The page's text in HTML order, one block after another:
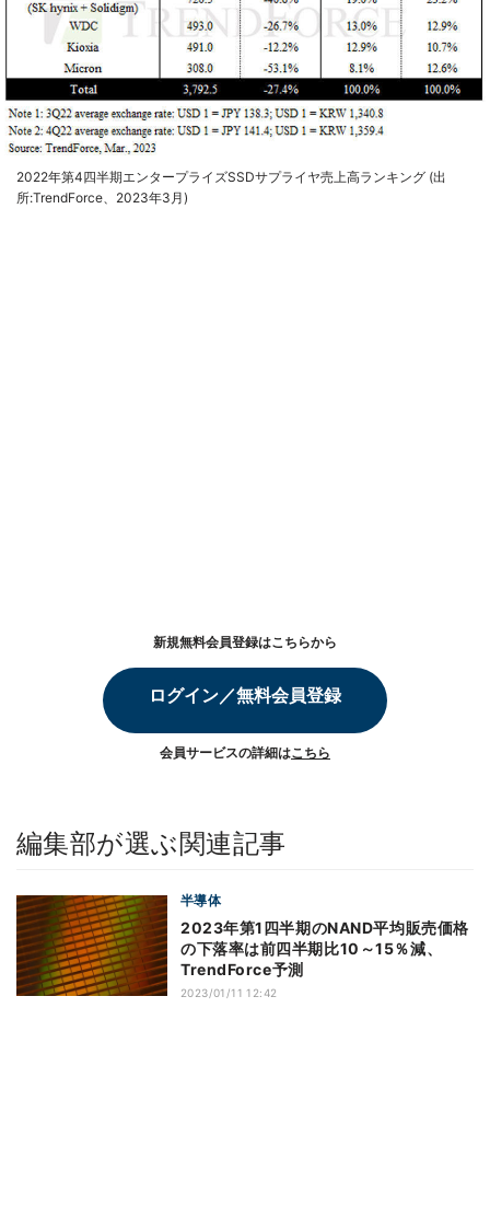
2022年第4四半期エンタープライズSSDサプライヤ売上高ランキング (出
所:TrendForce、2023年3月)
新規無料会員登録はこちらから
ログイン／無料会員登録
会員サービスの詳細はこちら
編集部が選ぶ関連記事
半導体
2023年第1四半期のNAND平均販売価格
の下落率は前四半期比10～15％減、
TrendForce予測
2023/01/11 12:42